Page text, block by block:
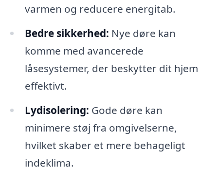
varmen og reducere energitab.
Bedre sikkerhed: Nye døre kan
komme med avancerede
låsesystemer, der beskytter dit hjem
effektivt.
Lydisolering: Gode døre kan
minimere støj fra omgivelserne,
hvilket skaber et mere behageligt
indeklima.